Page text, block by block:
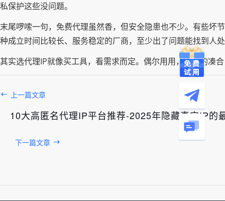
私保护这些没问题。
末尾啰嗦一句，免费代理虽然香，但安全隐患也不少。有些坏
种成立时间比较长、服务稳定的厂商，至少出了问题能找到人
其实选代理IP就像买工具，看需求而定。偶尔用用，免费的凑
上一篇文章
10大高匿名代理IP平台推荐-2025年隐藏真实IP的
下一篇文章